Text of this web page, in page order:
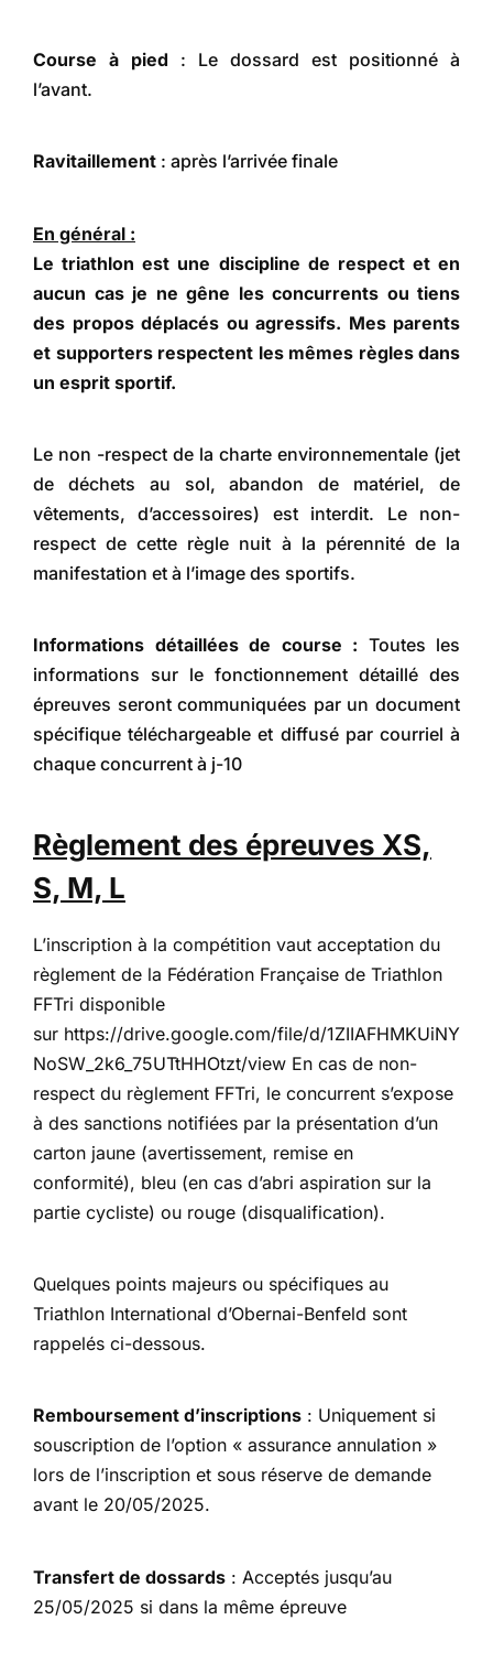
Course à pied : Le dossard est positionné à
l’avant.
Ravitaillement : après l’arrivée finale
En général :
Le triathlon est une discipline de respect et en
aucun cas je ne gêne les concurrents ou tiens
des propos déplacés ou agressifs. Mes parents
et supporters respectent les mêmes règles dans
un esprit sportif.
Le non -respect de la charte environnementale (jet
de déchets au sol, abandon de matériel, de
vêtements, d’accessoires) est interdit. Le non-
respect de cette règle nuit à la pérennité de la
manifestation et à l’image des sportifs.
Informations détaillées de course : Toutes les
informations sur le fonctionnement détaillé des
épreuves seront communiquées par un document
spécifique téléchargeable et diffusé par courriel à
chaque concurrent à j-10
Règlement des épreuves XS,
S, M, L
L’inscription à la compétition vaut acceptation du
règlement de la Fédération Française de Triathlon
FFTri disponible
sur https://drive.google.com/file/d/1ZIIAFHMKUiNY
NoSW_2k6_75UTtHHOtzt/view En cas de non-
respect du règlement FFTri, le concurrent s’expose
à des sanctions notifiées par la présentation d’un
carton jaune (avertissement, remise en
conformité), bleu (en cas d’abri aspiration sur la
partie cycliste) ou rouge (disqualification).
Quelques points majeurs ou spécifiques au
Triathlon International d’Obernai-Benfeld sont
rappelés ci-dessous.
Remboursement d’inscriptions : Uniquement si
souscription de l’option « assurance annulation »
lors de l’inscription et sous réserve de demande
avant le 20/05/2025.
Transfert de dossards : Acceptés jusqu’au
25/05/2025 si dans la même épreuve